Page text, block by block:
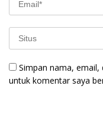
Simpan nama, email,
untuk komentar saya